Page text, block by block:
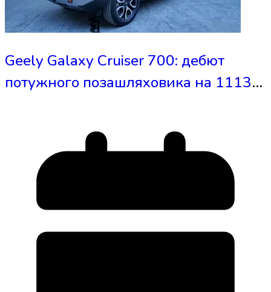
Geely Galaxy Cruiser 700: дебют
потужного позашляховика на 1113